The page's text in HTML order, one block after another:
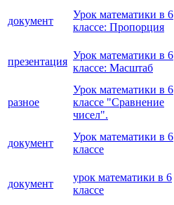
документ
Урок математики в 6
классе: Пропорция
презентация
Урок математики в 6
классе: Масштаб
разное
Урок математики в 6
классе "Сравнение
чисел".
документ
Урок математики в 6
классе
документ
урок математики в 6
классе